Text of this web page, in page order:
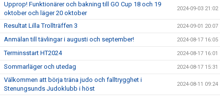
Upprop! Funktionärer och bakning till GO Cup 18 och 19
oktober och läger 20 oktober
2024-09-03 21:02
Resultat Lilla Trollträffen 3 2024-09-01 20:07
Anmälan till tävlingar i augusti och september! 2024-08-17 16:05
Terminsstart HT2024 2024-08-17 16:01
Sommarläger och utedag 2024-08-17 15:31
Välkommen att börja träna judo och falltrygghet i
Stenungsunds Judoklubb i höst
2024-08-11 09:24